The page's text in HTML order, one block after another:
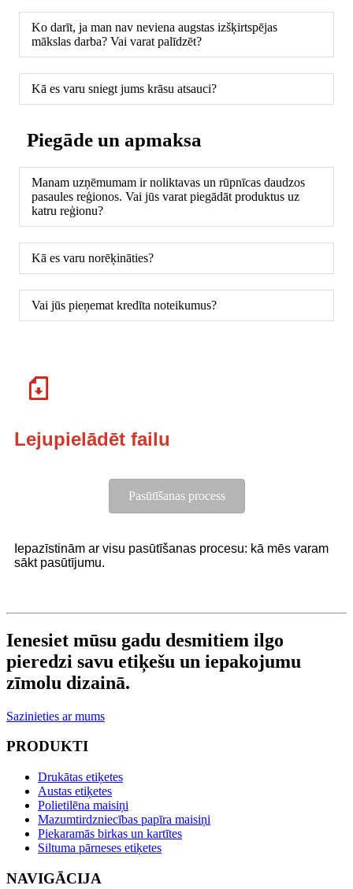
Ko darīt, ja man nav neviena augstas izšķirtspējas
mākslas darba? Vai varat palīdzēt?
Kā es varu sniegt jums krāsu atsauci?
Piegāde un apmaksa
Manam uzņēmumam ir noliktavas un rūpnīcas daudzos
pasaules reģionos. Vai jūs varat piegādāt produktus uz
katru reģionu?
Kā es varu norēķināties?
Vai jūs pieņemat kredīta noteikumus?
Lejupielādēt failu
Pasūtīšanas process
Iepazīstinām ar visu pasūtīšanas procesu: kā mēs varam
sākt pasūtījumu.
Ienesiet mūsu gadu desmitiem ilgo
pieredzi savu etiķešu un iepakojumu
zīmolu dizainā.
Sazinieties ar mums
PRODUKTI
Drukātas etiķetes
Austas etiķetes
Polietilēna maisiņi
Mazumtirdzniecības papīra maisiņi
Piekaramās birkas un kartītes
Siltuma pārneses etiķetes
NAVIGĀCIJA